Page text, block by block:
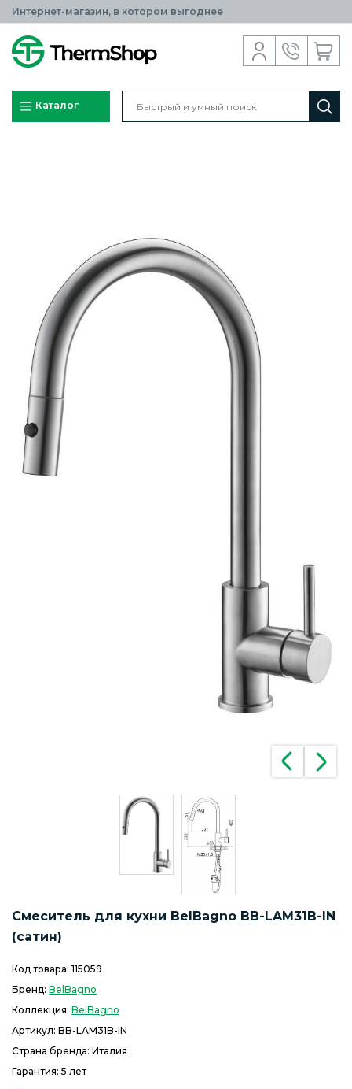
Интернет-магазин, в котором выгоднее
Каталог
Смеситель для кухни BelBagno BB-LAM31B-IN
(сатин)
Код товара: 115059
Бренд: BelBagno
Коллекция: BelBagno
Артикул: BB-LAM31B-IN
Страна бренда: Италия
Гарантия: 5 лет